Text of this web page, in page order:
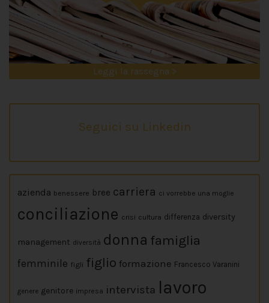
Leggi la rassegna >
Seguici su Linkedin
azienda benessere bree carriera ci vorrebbe una moglie
conciliazione crisi cultura differenza diversity
management diversità donna famiglia
femminile figli figlio formazione Francesco Varanini
genere genitore impresa intervista lavoro